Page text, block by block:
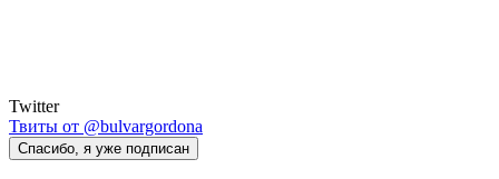
Twitter
Твиты от @bulvargordona
Спасибо, я уже подписан